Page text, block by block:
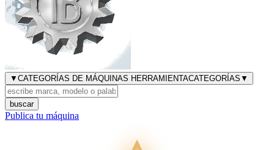
▼ CATEGORÍAS DE MÁQUINAS HERRAMIENTACATEGORÍAS ▼
buscar
Publica tu máquina